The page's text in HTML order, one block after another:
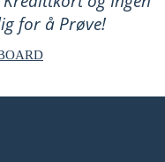
for å Prøve!